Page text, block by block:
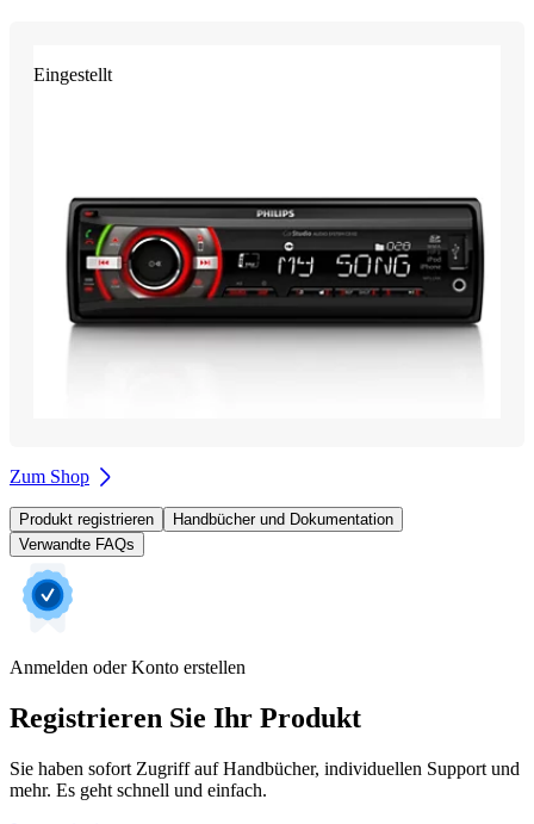
Eingestellt
Zum Shop
Produkt registrieren
Handbücher und Dokumentation
Verwandte FAQs
Anmelden oder Konto erstellen
Registrieren Sie Ihr Produkt
Sie haben sofort Zugriff auf Handbücher, individuellen Support und
mehr. Es geht schnell und einfach.